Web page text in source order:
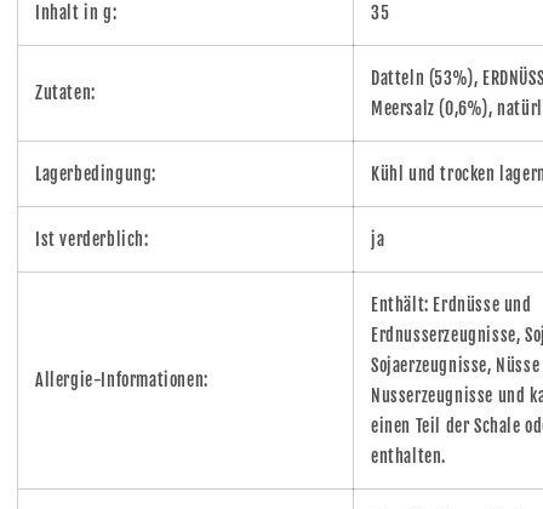
Inhalt in g: 35
Zutaten:
Datteln (53%),
Meersalz (0,6%),
Lagerbedingung: Kühl und trocken
Ist verderblich: ja
Allergie-Informationen:
Enthält: Erdnüsse und
Erdnusserzeugnisse,
Sojaerzeugnisse,
Nusserzeugnisse und
einen Teil der Schale
enthalten.